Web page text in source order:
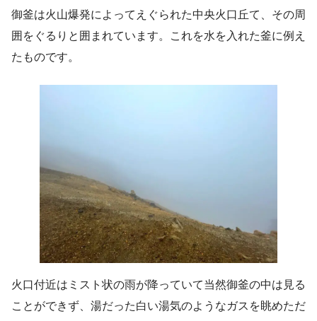
御釜は火山爆発によってえぐられた中央火口丘て、その周
囲をぐるりと囲まれています。これを水を入れた釜に例え
たものです。
火口付近はミスト状の雨が降っていて当然御釜の中は見る
ことができず、湯だった白い湯気のようなガスを眺めただ